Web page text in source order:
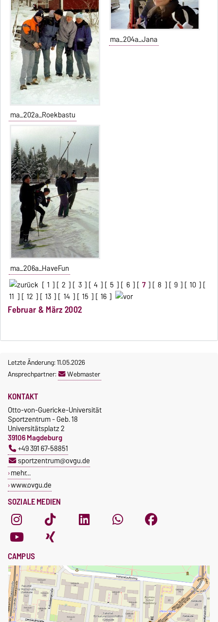
ma_202a_Roekbastu
ma_204a_Jana
ma_206a_HaveFun
[ 1 ] [ 2 ] [ 3 ] [ 4 ] [ 5 ] [ 6 ] [ 7 ] [ 8 ] [ 9 ] [ 10 ] [
11 ] [ 12 ] [ 13 ] [ 14 ] [ 15 ] [ 16 ]
Februar & März 2002
Letzte Änderung: 11.05.2026
Ansprechpartner:
Webmaster
SOZIALE MEDIEN
KONTAKT
Otto-von-Guericke-Universität
Sportzentrum - Geb. 18
Universitätsplatz 2
39106 Magdeburg
+49 391 67-58851
sportzentrum@ovgu.de
mehr…
www.ovgu.de
CAMPUS